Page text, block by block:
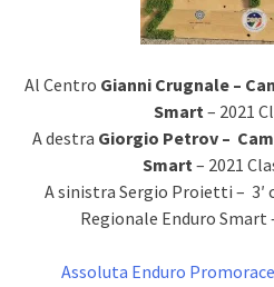
Al Centro Gianni Crugnale –
Smart – 2021
A destra Giorgio Petrov –
Smart – 2021
A sinistra Sergio Proietti –
Regionale Enduro Smart
Assoluta Enduro